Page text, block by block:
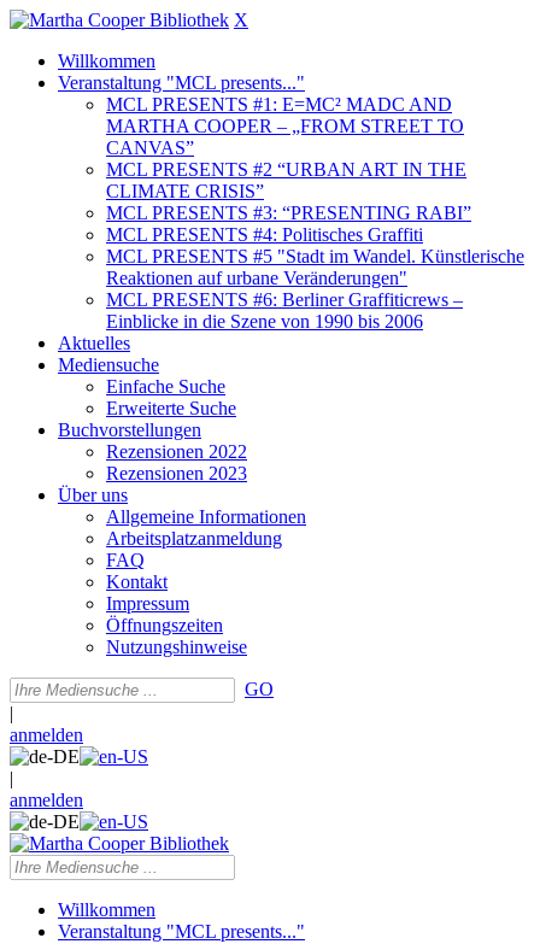
X
Willkommen
Veranstaltung "MCL presents..."
MCL PRESENTS #1: E=MC² MADC AND
MARTHA COOPER – „FROM STREET TO
CANVAS”
MCL PRESENTS #2 “URBAN ART IN THE
CLIMATE CRISIS”
MCL PRESENTS #3: “PRESENTING RABI”
MCL PRESENTS #4: Politisches Graffiti
MCL PRESENTS #5 "Stadt im Wandel. Künstlerische
Reaktionen auf urbane Veränderungen"
MCL PRESENTS #6: Berliner Graffiticrews –
Einblicke in die Szene von 1990 bis 2006
Aktuelles
Mediensuche
Einfache Suche
Erweiterte Suche
Buchvorstellungen
Rezensionen 2022
Rezensionen 2023
Über uns
Allgemeine Informationen
Arbeitsplatzanmeldung
FAQ
Kontakt
Impressum
Öffnungszeiten
Nutzungshinweise
GO
|
anmelden
|
anmelden
Willkommen
Veranstaltung "MCL presents..."